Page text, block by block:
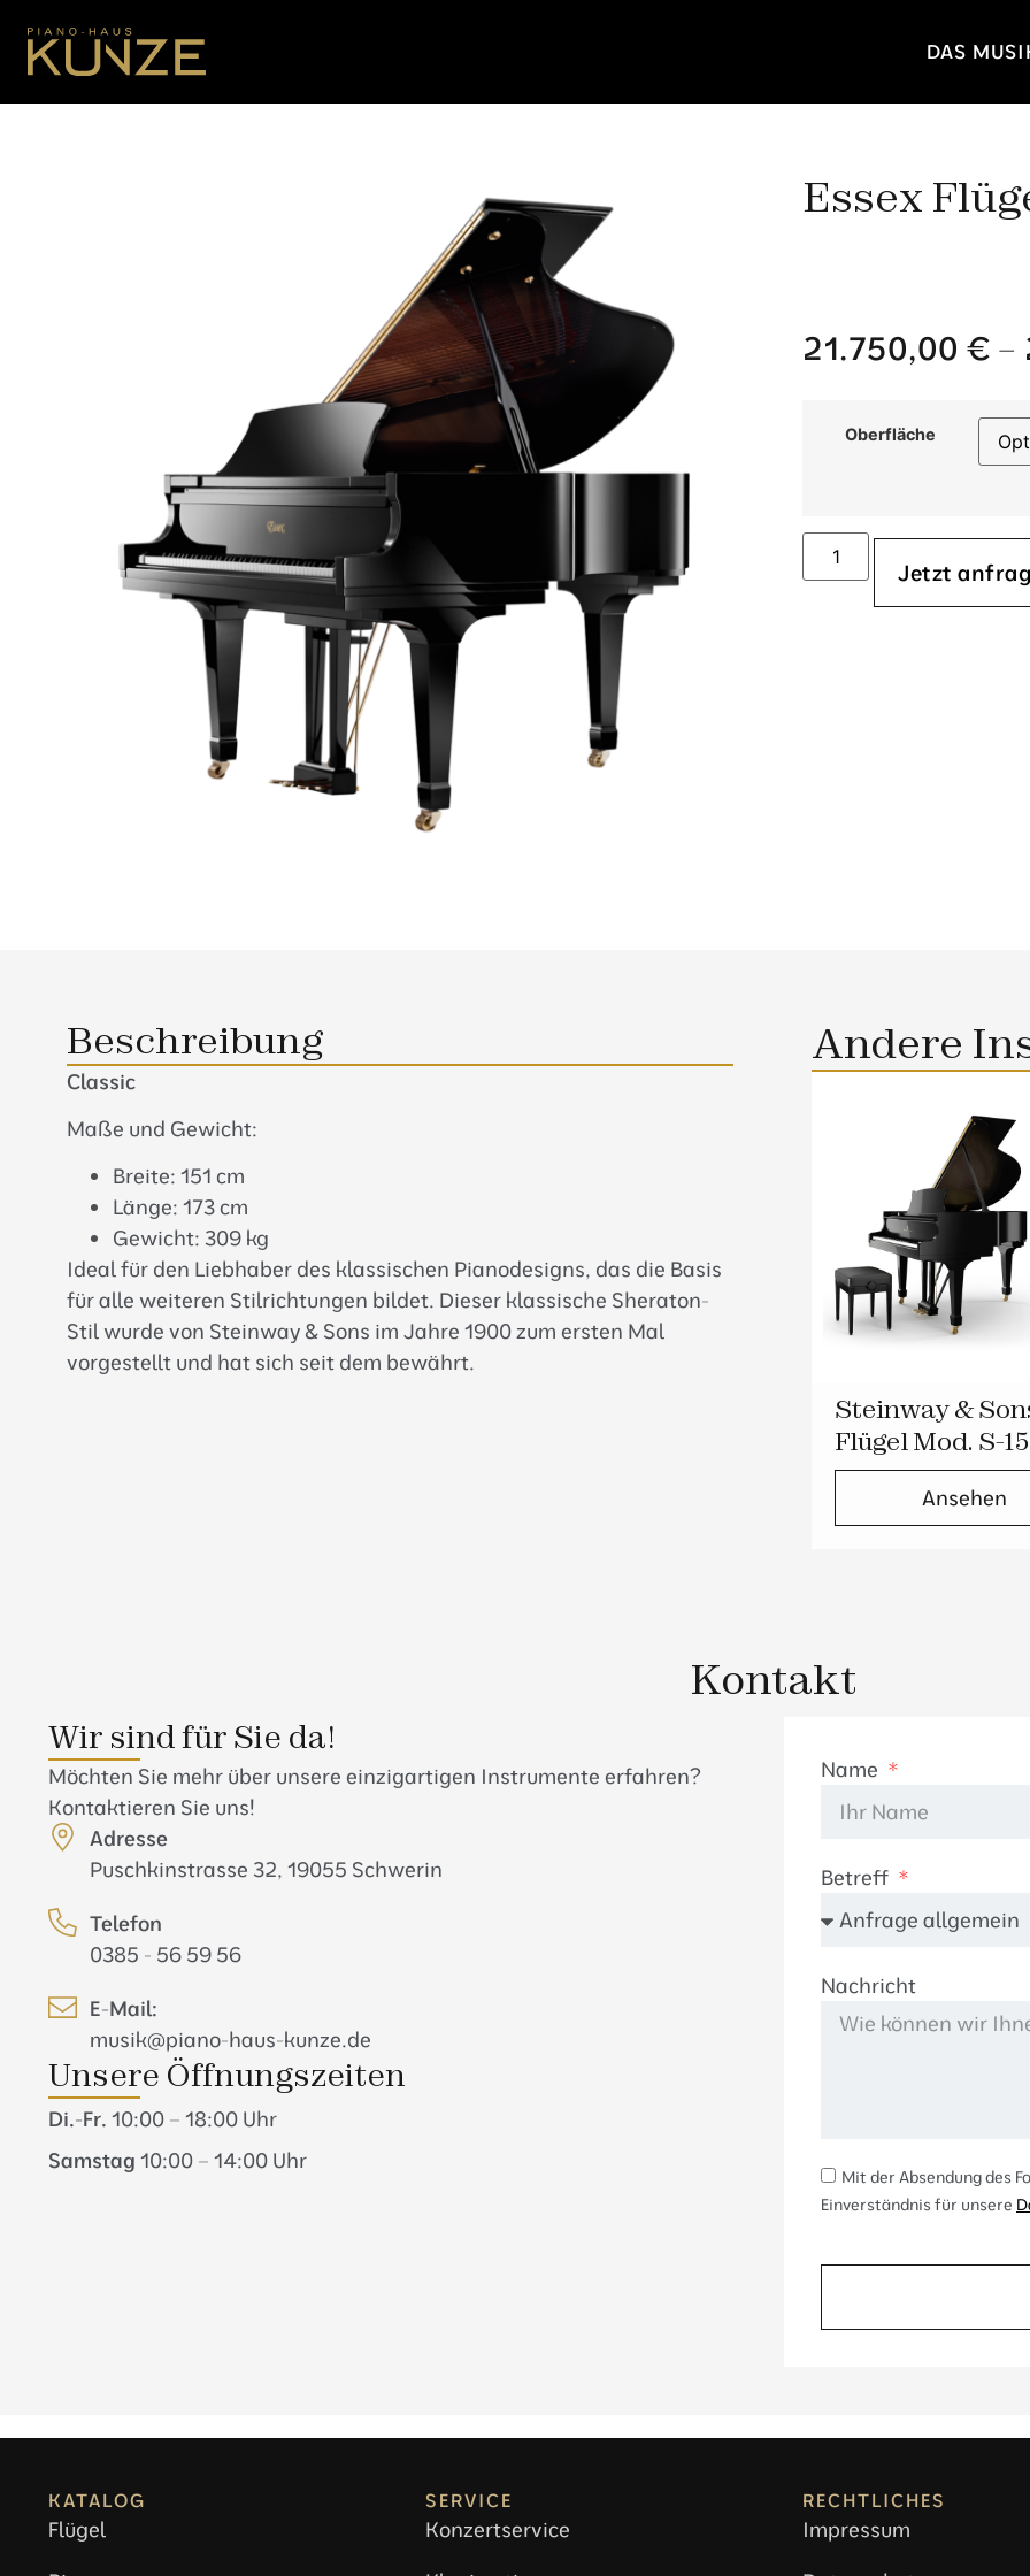
DAS
Essex
21.750,00 € –
Oberfläche
Jetzt
Beschreibung
Classic
Maße und Gewicht:
Breite: 151 cm
Länge: 173 cm
Gewicht: 309 kg
Ideal für den Liebhaber des klassischen Pianodesigns, das die Basis
für alle weiteren Stilrichtungen bildet. Dieser klassische Sheraton-
Stil wurde von Steinway & Sons im Jahre 1900 zum ersten Mal
vorgestellt und hat sich seit dem bewährt.
Andere
Steinway &
Flügel Mod. S-
Ansehen
Kontakt
Wir sind für Sie da!
Möchten Sie mehr über unsere einzigartigen Instrumente erfahren?
Kontaktieren Sie uns!
Adresse
Puschkinstrasse 32, 19055 Schwerin
Telefon
0385 - 56 59 56
E-Mail:
musik@piano-haus-kunze.de
Unsere Öffnungszeiten
Di.-Fr. 10:00 – 18:00 Uhr
Samstag 10:00 – 14:00 Uhr
Name
Betreff
Nachricht
Mit der Absendung des
Einverständnis für unsere
KATALOG
Flügel
SERVICE
Konzertservice
RECHTLICHES
Impressum